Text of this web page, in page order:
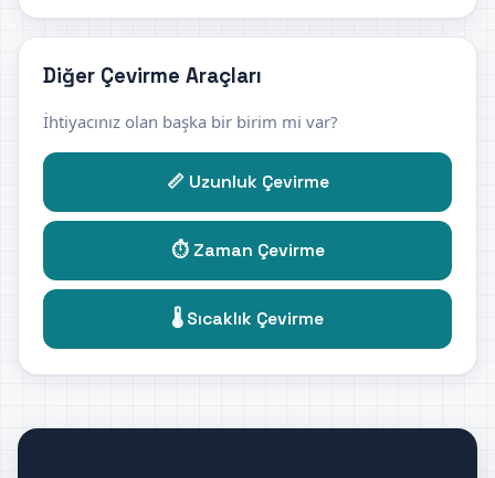
Diğer Çevirme Araçları
İhtiyacınız olan başka bir birim mi var?
📏 Uzunluk Çevirme
⏱️ Zaman Çevirme
🌡️ Sıcaklık Çevirme